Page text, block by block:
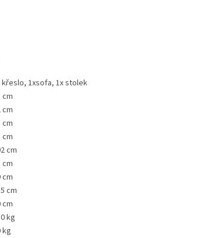
křeslo, 1xsofa, 1x stolek
cm
cm
cm
cm
cm
cm
cm
cm
cm
kg
kg